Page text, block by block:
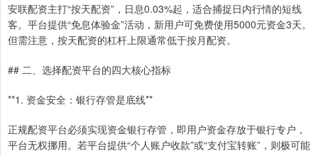
安联配资主打“按天配资”，日息0.03%起，适合捕捉日内行情的短线
客。平台提供“免息体验金”活动，新用户可免费使用5000元资金3天。
但需注意，按天配资的杠杆上限通常低于按月配资。
## 二、选择配资平台的四大核心指标
**1. 资金安全：银行存管是底线**
正规配资平台必须实现资金银行存管，即用户资金存放于银行专户，
平台无权挪用。若平台提供“个人账户收款”或“支付宝转账”，则极可能